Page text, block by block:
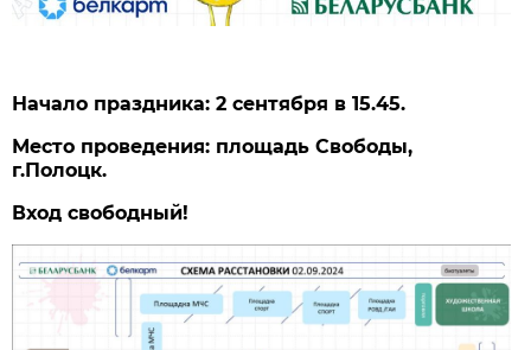
Начало праздника: 2 сентября в 15.45.
Место проведения: площадь Свободы,
г.Полоцк.
Вход свободный!